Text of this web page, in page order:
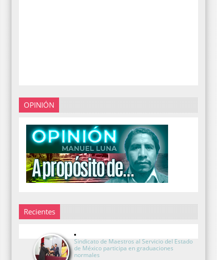
OPINIÓN
Recientes
Sindicato de Maestros al Servicio del Estado
de México participa en graduaciones
normales